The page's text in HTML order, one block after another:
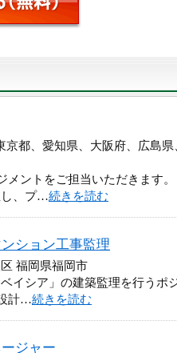
都、愛知県、大阪府、広島県
ントをご担当いただきます。
し、プ…続きを読む
ション工事監理
福岡県福岡市
イシア」の建築監理を行うポ
計…続きを読む
ジャー